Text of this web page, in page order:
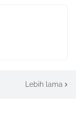
Lebih lama